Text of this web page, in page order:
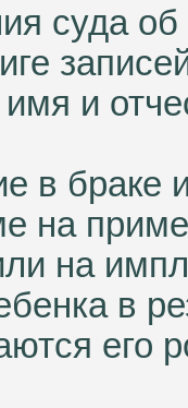
суда
и
в браке
на
на
в
его